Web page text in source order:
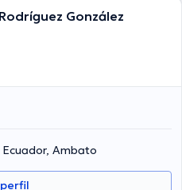
González
Ambato